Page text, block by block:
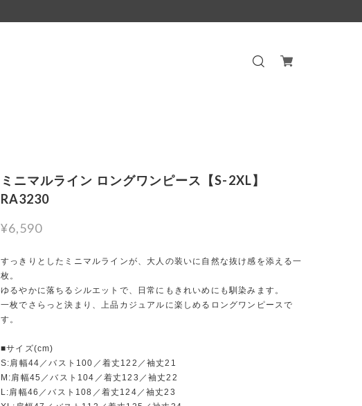
ミニマルライン ロングワンピース【S-2XL】
RA3230
¥6,590
すっきりとしたミニマルラインが、大人の装いに自然な抜け感を添える一
枚。
ゆるやかに落ちるシルエットで、日常にもきれいめにも馴染みます。
一枚でさらっと決まり、上品カジュアルに楽しめるロングワンピースで
す。
■サイズ(cm)
S:肩幅44／バスト100／着丈122／袖丈21
M:肩幅45／バスト104／着丈123／袖丈22
L:肩幅46／バスト108／着丈124／袖丈23